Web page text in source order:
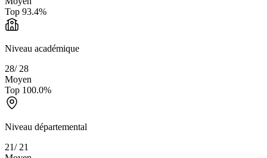
Top 93.4%
Niveau académique
28/ 28
Moyen
Top 100.0%
Niveau départemental
21/ 21